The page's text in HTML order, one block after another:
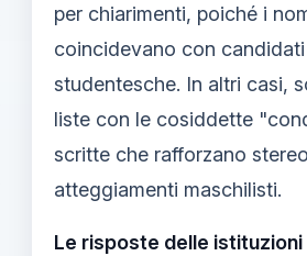
per chiarimenti, poiché i
coincidevano con
studentesche. In altri casi,
liste con le cosiddette
scritte che rafforzano
atteggiamenti maschilisti.
Le risposte delle istituzioni